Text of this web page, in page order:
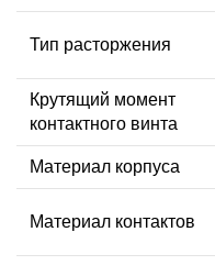
Тип расторжения
Крутящий момент
контактного винта
Материал корпуса
Материал контактов